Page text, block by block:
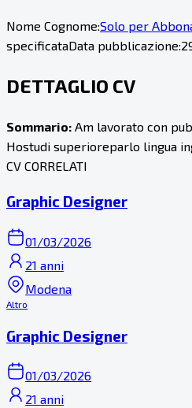
Nome Cognome:Solo per
specificataData pubblicazione:
DETTAGLIO CV
Sommario: Am lavorato con
Hostudi superioreparlo lingua
CV CORRELATI
Graphic Designer
01/03/2026
21 anni
Modena
Altro
Graphic Designer
01/03/2026
21 anni